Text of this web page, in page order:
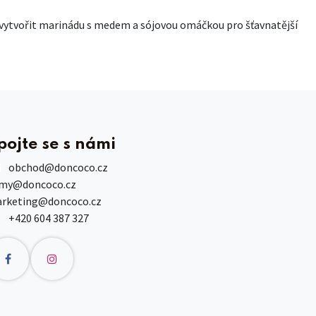
marinádu s medem a sójovou omáčkou pro šťavnatější
se s námi
obchod@doncoco.cz
+420 604 387 327